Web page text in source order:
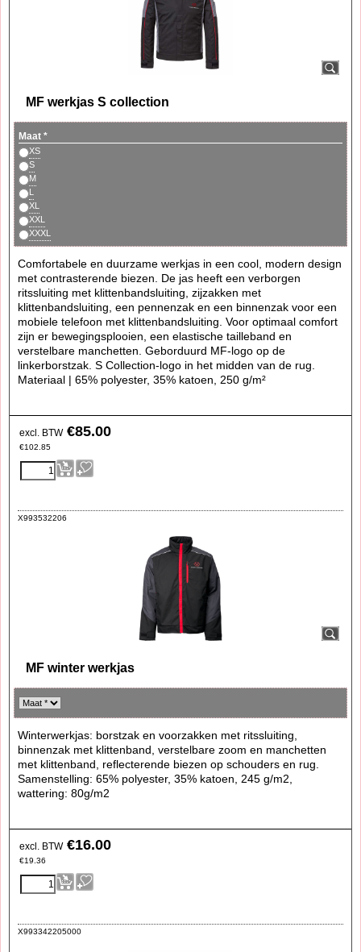
MF werkjas S collection
Maat *
XS
S
M
L
XL
XXL
XXXL
Comfortabele en duurzame werkjas in een cool, modern design
met contrasterende biezen. De jas heeft een verborgen
ritssluiting met klittenbandsluiting, zijzakken met
klittenbandsluiting, een pennenzak en een binnenzak voor een
mobiele telefoon met klittenbandsluiting. Voor optimaal comfort
zijn er bewegingsplooien, een elastische tailleband en
verstelbare manchetten. Geborduurd MF-logo op de
linkerborstzak. S Collection-logo in het midden van de rug.
Materiaal | 65% polyester, 35% katoen, 250 g/m²
excl. BTW €85.00
€102.85
X993532206
MF winter werkjas
Winterwerkjas: borstzak en voorzakken met ritssluiting,
binnenzak met klittenband, verstelbare zoom en manchetten
met klittenband, reflecterende biezen op schouders en rug.
Samenstelling: 65% polyester, 35% katoen, 245 g/m2,
wattering: 80g/m2
excl. BTW €16.00
€19.36
X993342205000